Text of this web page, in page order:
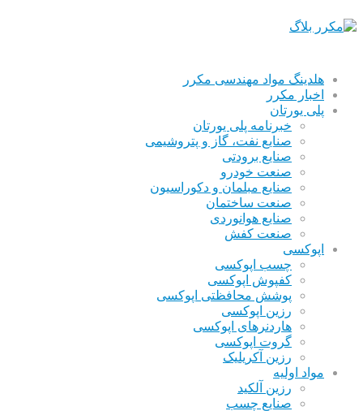
هلدینگ مواد مهندسی مکرر
اخبار مکرر
پلی یورتان
خبرنامه پلی یورتان
صنایع نفت، گاز و پتروشیمی
صنایع برودتی
صنعت خودرو
صنایع مبلمان و دکوراسیون
صنعت ساختمان
صنایع هوانوردی
صنعت کفش
اپوکسی
چسب اپوکسی
کفپوش اپوکسی
پوشش محافظتی اپوکسی
رزین اپوکسی
هاردنرهای اپوکسی
گروت اپوکسی
رزین آکریلیک
مواد اولیه
رزین آلکید
صنایع چسب